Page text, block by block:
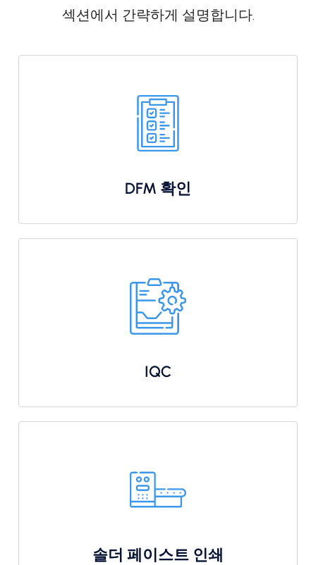
섹션에서 간략하게 설명합니다.
DFM 확인
IQC
솔더 페이스트 인쇄